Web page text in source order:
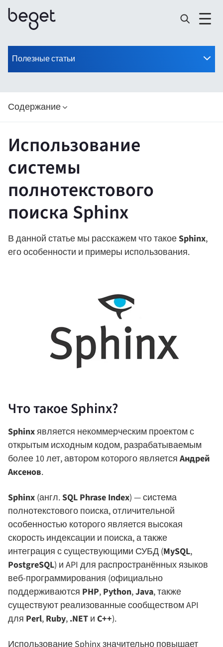
Полезные статьи
Содержание
Использование
системы
полнотекстового
поиска Sphinx
В данной статье мы расскажем что такоеSphinx,
его особенности и примеры использования.
Что такое Sphinx?
Sphinxявляется некоммерческим проектом с
открытым исходным кодом, разрабатываемым
более 10 лет, автором которого является Андрей
Аксенов.
Sphinx (англ.SQL Phrase Index) — система
полнотекстового поиска, отличительной
особенностью которого является высокая
скорость индексации и поиска, а также
интеграция с существующими СУБД (MySQL,
PostgreSQL) и API для распространённых языков
веб-программирования (официально
поддерживаются PHP, Python,Java, также
существуют реализованные сообществом API
для Perl, Ruby, .NET и C++).
Использование Sphinx значительно повышает